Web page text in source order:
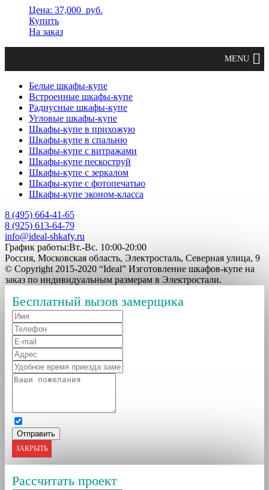
Цена: 37,000 руб.
Купить
На заказ
Белые шкафы-купе
Встроенные шкафы-купе
Радиусные шкафы-купе
Угловые шкафы-купе
Шкафы-купе в прихожую
Шкафы-купе в спальню
Шкафы-купе с витражами
Шкафы-купе пескоструй
Шкафы-купе с зеркалом
Шкафы-купе с фотопечатью
Шкафы-купе эконом-класса
8 (495) 664-41-65
8 (925) 613-64-79
info@ideal-shkafy.ru
График работы:Вт.-Вс. 10:00-20:00
Россия, Московская область, Электросталь, Северная улица, 9
© Copyright 2015-2020 “Ideal” Изготовление шкафов-купе на
заказ по индивидуальным размерам в Электростали.
Бесплатный вызов замерщика
ЗАКРЫТЬ
Рассчитать проект